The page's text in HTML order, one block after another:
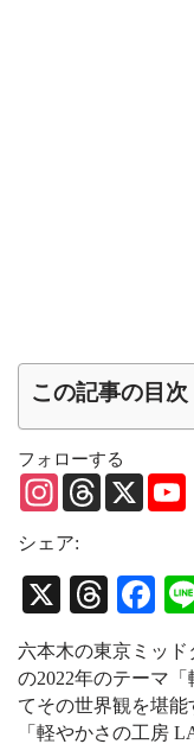
この記事の目次
フォローする
I
t
g
a
T
d
X
b
e
a
n
n
e
l
シェア:
X
T
hr
ea
ds
Fa
ce
bo
ok
六本木の東京ミッ
の2022年のテーマ
てその世界観を堪
「軽やかさの工房